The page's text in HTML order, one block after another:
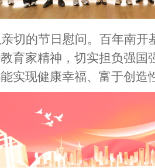
切的节日慰问。百年南
育家精神，切实担负强
现健康幸福、富于创造